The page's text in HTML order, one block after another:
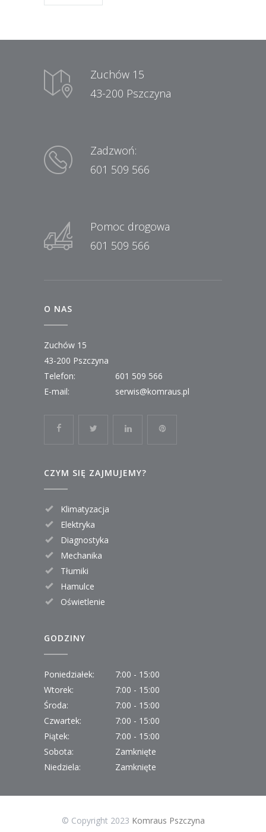
Zuchów 15
43-200 Pszczyna
Zadzwoń:
601 509 566
Pomoc drogowa
601 509 566
O NAS
Zuchów 15
43-200 Pszczyna
Telefon:
601 509 566
E-mail:
serwis@komraus.pl
CZYM SIĘ ZAJMUJEMY?
Klimatyzacja
Elektryka
Diagnostyka
Mechanika
Tłumiki
Hamulce
Oświetlenie
GODZINY
Poniedziałek:
7:00 - 15:00
Wtorek:
7:00 - 15:00
Środa:
7:00 - 15:00
Czwartek:
7:00 - 15:00
Piątek:
7:00 - 15:00
Sobota:
Zamknięte
Niedziela:
Zamknięte
© Copyright 2023 Komraus Pszczyna